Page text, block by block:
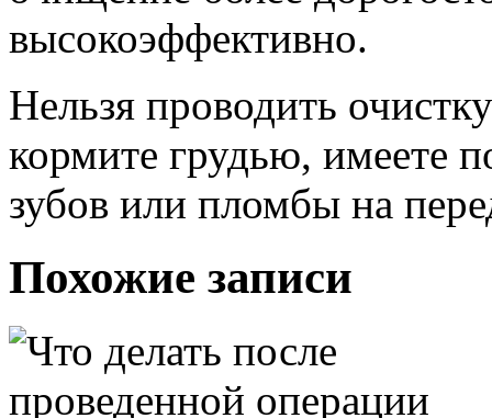
высокоэффективно.
Нельзя проводить
кормите грудью, имеете
зубов или пломбы на
Похожие записи